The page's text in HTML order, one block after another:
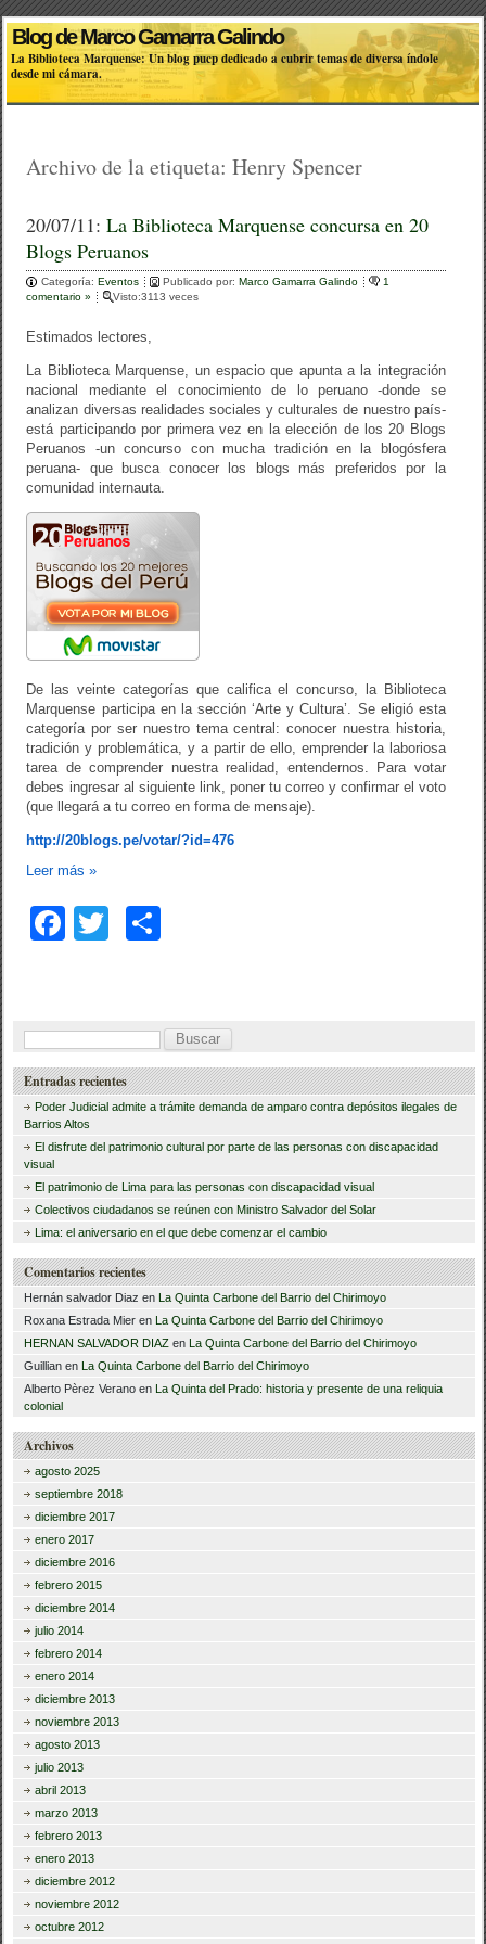
Blog de Marco Gamarra Galindo
La Biblioteca Marquense: Un blog pucp dedicado a cubrir temas de diversa índole
desde mi cámara.
Archivo de la etiqueta:Henry Spencer
20/07/11:La Biblioteca Marquense concursa en 20
Blogs Peruanos
Categoría:Eventos Publicado por:Marco Gamarra Galindo
1
comentario »
Visto:3113 veces
Estimados lectores,
La Biblioteca Marquense, un espacio que apunta a la integración
nacional mediante el conocimiento de lo peruano -donde se
analizan diversas realidades sociales y culturales de nuestro país-
está participando por primera vez en la elección de los 20 Blogs
Peruanos -un concurso con mucha tradición en la blogósfera
peruana- que busca conocer los blogs más preferidos por la
comunidad internauta.
De las veinte categorías que califica el concurso, la Biblioteca
Marquense participa en la sección ‘Arte y Cultura’. Se eligió esta
categoría por ser nuestro tema central: conocer nuestra historia,
tradición y problemática, y a partir de ello, emprender la laboriosa
tarea de comprender nuestra realidad, entendernos. Para votar
debes ingresar al siguiente link, poner tu correo y confirmar el voto
(que llegará a tu correo en forma de mensaje).
http://20blogs.pe/votar/?id=476
Leer más»
F
e
b
o
o
T
er p
ar
tir
B
u
s
c
a
r
:
Entradas recientes
Poder Judicial admite a trámite demanda de amparo contra depósitos ilegales de
Barrios Altos
El disfrute del patrimonio cultural por parte de las personas con discapacidad
visual
El patrimonio de Lima para las personas con discapacidad visual
Colectivos ciudadanos se reúnen con Ministro Salvador del Solar
Lima: el aniversario en el que debe comenzar el cambio
Comentarios recientes
Hernán salvador Diaz en La Quinta Carbone del Barrio del Chirimoyo
Roxana Estrada Mier en La Quinta Carbone del Barrio del Chirimoyo
HERNAN SALVADOR DIAZ en La Quinta Carbone del Barrio del Chirimoyo
Guillian en La Quinta Carbone del Barrio del Chirimoyo
Alberto Pèrez Verano en La Quinta del Prado: historia y presente de una reliquia
colonial
Archivos
agosto 2025
septiembre 2018
diciembre 2017
enero 2017
diciembre 2016
febrero 2015
diciembre 2014
julio 2014
febrero 2014
enero 2014
diciembre 2013
noviembre 2013
agosto 2013
julio 2013
abril 2013
marzo 2013
febrero 2013
enero 2013
diciembre 2012
noviembre 2012
octubre 2012